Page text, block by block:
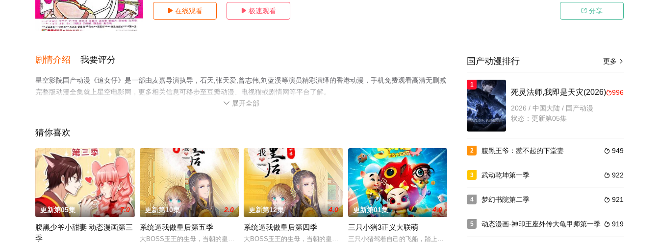
更新第01集
 在线观看  极速观看  分享
剧情介绍 我要评分
星空影院国产动漫《追女仔》是一部由麦嘉导演执导，石天,张天爱,曾志伟,刘蓝溪等演员精彩演绎的香港动漫，手机免费观看高清无删减
完整版动漫全集就上星空电影网，更多相关信息可移步至豆瓣动漫、电视猫或剧情网等平台了解。
 展开全部
猜你喜欢
更新第05集 7.0
腹黑少爷小甜妻 动态漫画第三
季
更新第10集 2.0
系统逼我做皇后第五季
大BOSS玉王的生母，当朝的皇太后也终于出场，她对玉王因为莫小西而耽误了复仇大业极其不满，一心想要除掉莫小西，导致莫小
更新第12集 4.0
系统逼我做皇后第四季
大BOSS玉王的生母，当朝的皇太后也终于出场，她对玉王因为莫小西而耽误了复仇大业极其不满，一心想要除掉莫小西，导致莫小
更新第01集 4.0
三只小猪3正义大联萌
三只小猪驾着自己的飞船，踏上了前往“甜甜圈星球”的旅途。不料飞船遇到白洞的喷射，坠落在冰冻星球，偶
更多 
国产动漫排行
1
996
死灵法师,我即是天灾(2026)
2026 / 中国大陆 / 国产动漫
状态：更新第05集
2  949
腹黑王爷：惹不起的下堂妻
3  922
武动乾坤第一季
4  921
梦幻书院第二季
5  919
动态漫画·神印王座外传大龟甲师第一季